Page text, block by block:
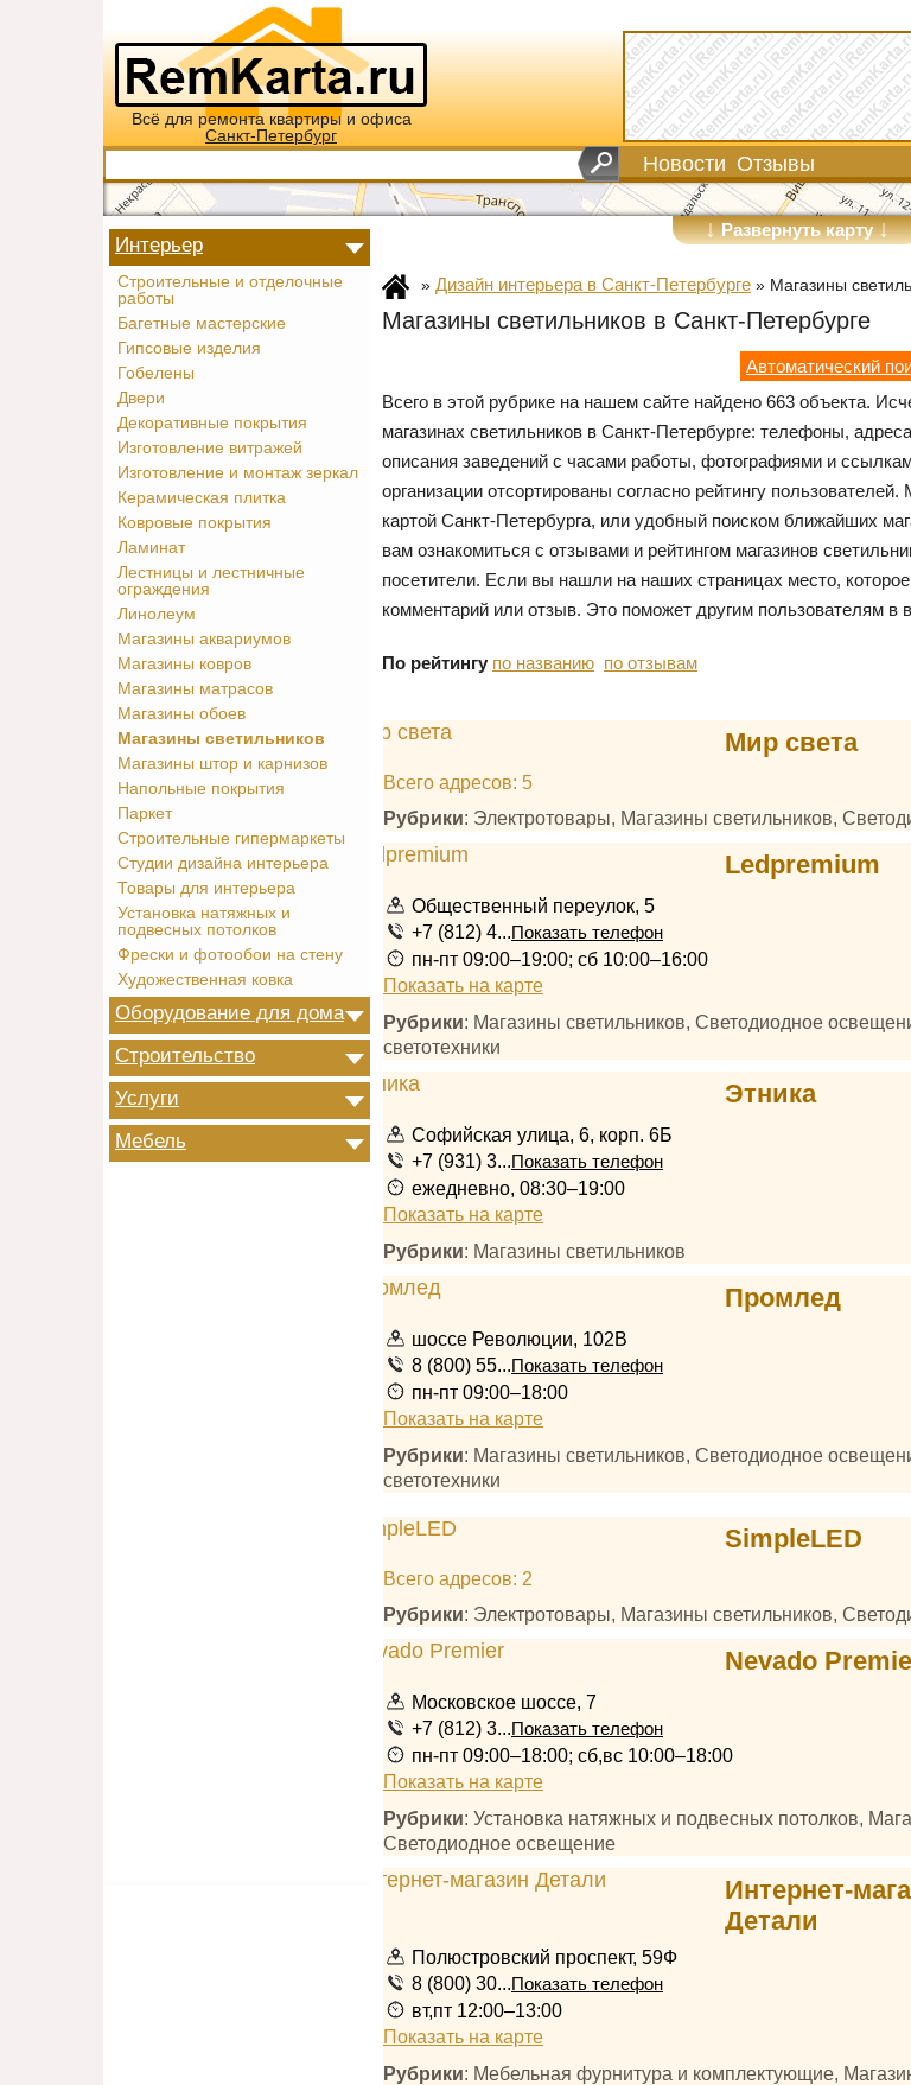
Всё для ремонта квартиры и офиса
Санкт-Петербург
Новости Отзывы
↓Развернуть карту↓
Интерьер
Строительные и отделочные
работы
Багетные мастерские
Гипсовые изделия
Гобелены
Двери
Декоративные покрытия
Изготовление витражей
Изготовление и монтаж зеркал
Керамическая плитка
Ковровые покрытия
Ламинат
Лестницы и лестничные
ограждения
Линолеум
Магазины аквариумов
Магазины ковров
Магазины матрасов
Магазины обоев
Магазины светильников
Магазины штор и карнизов
Напольные покрытия
Паркет
Строительные гипермаркеты
Студии дизайна интерьера
Товары для интерьера
Установка натяжных и
подвесных потолков
Фрески и фотообои на стену
Художественная ковка
Оборудование для дома
Строительство
Услуги
Мебель
» Дизайн интерьера в Санкт-Петербурге » Магазины
Магазины светильников в Санкт-Петербурге
Автоматический
Всего в этой рубрике на нашем сайте найдено 663 объекта.
магазинах светильников в Санкт-Петербурге: телефоны,
описания заведений с часами работы, фотографиями и
организации отсортированы согласно рейтингу
картой Санкт-Петербурга, или удобный поиском ближайших
вам ознакомиться с отзывами и рейтингом магазинов
посетители. Если вы нашли на наших страницах место,
комментарий или отзыв. Это поможет другим пользователям в
По рейтингу по названию по отзывам
Мир света
Всего адресов: 5
Рубрики: Электротовары, Магазины светильников,
Ledpremium
Общественный переулок, 5
+7 (812) 4...Показать телефон
пн-пт 09:00–19:00; сб 10:00–16:00
Показать на карте
Рубрики: Магазины светильников, Светодиодное
светотехники
Этника
Софийская улица, 6, корп. 6Б
+7 (931) 3...Показать телефон
ежедневно, 08:30–19:00
Показать на карте
Рубрики: Магазины светильников
Промлед
шоссе Революции, 102В
8 (800) 55...Показать телефон
пн-пт 09:00–18:00
Показать на карте
Рубрики: Магазины светильников, Светодиодное
светотехники
SimpleLED
Всего адресов: 2
Рубрики: Электротовары, Магазины светильников,
Nevado
Московское шоссе, 7
+7 (812) 3...Показать телефон
пн-пт 09:00–18:00; сб,вс 10:00–18:00
Показать на карте
Рубрики: Установка натяжных и подвесных потолков,
Светодиодное освещение
Интернет-
Детали
Полюстровский проспект, 59Ф
8 (800) 30...Показать телефон
вт,пт 12:00–13:00
Показать на карте
Рубрики: Мебельная фурнитура и комплектующие,